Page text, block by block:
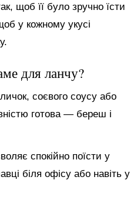
щоб її було зручно їсти
у кожному укусі
для ланчу?
соєвого соусу або
готова — береш і
спокійно поїсти у
біля офісу або навіть у